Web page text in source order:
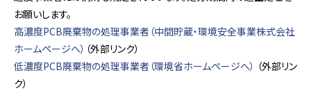
お願いします。
高濃度PCB廃棄物の処理事業者（中間貯蔵・環境安全事業株式会社
ホームページへ） （外部リンク）
低濃度PCB廃棄物の処理事業者（環境省ホームページへ） （外部リン
ク）